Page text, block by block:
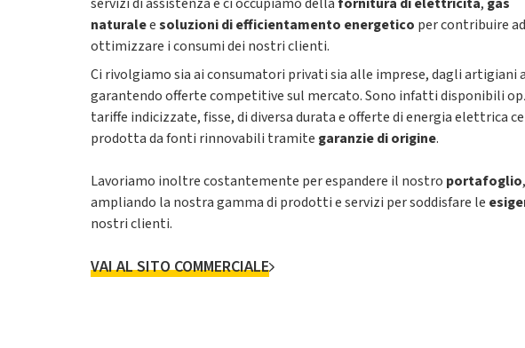
naturaleesoluzioni di efficientamento energetico per contribuire ad
ottimizzare i consumi dei nostri clienti.
Ci rivolgiamo sia ai consumatori privati sia alle imprese, dagli artigiani
garantendo offerte competitive sul mercato. Sono infatti disponibili
tariffe indicizzate, fisse, di diversa durata e offerte di energia elettrica
prodotta da fonti rinnovabili tramite garanzie di origine.
Lavoriamo inoltre costantemente per espandere il nostro portafoglio,
ampliando la nostra gamma di prodotti e servizi per soddisfare le
nostri clienti.
VAI AL SITO COMMERCIALE